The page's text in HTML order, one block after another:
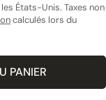
États-Unis. Taxes non
calculés lors du
POUR LE
PANIER